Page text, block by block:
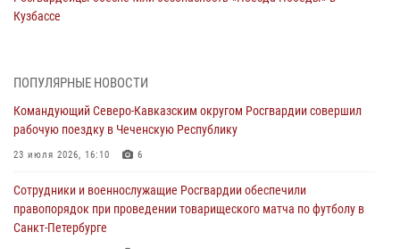
Кузбассе
Военнослужащие Софринской бригады Росгвардии встретились с
дорогой к Победе в СВО» (видео)
08 августа 2026, 07:00
настольному теннису ко Дню физкультурника
08 августа 2026, 07:00
ПОПУЛЯРНЫЕ НОВОСТИ
Командующий Северо-Кавказским округом Росгвардии совершил
рабочую поездку в Чеченскую Республику
23 июля 2026, 16:10 6
Сотрудники и военнослужащие Росгвардии обеспечили
правопорядок при проведении товарищеского матча по футболу в
Санкт-Петербурге